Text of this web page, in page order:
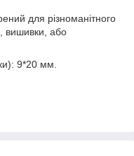
для різноманітного
вишивки, або
9*20 мм.